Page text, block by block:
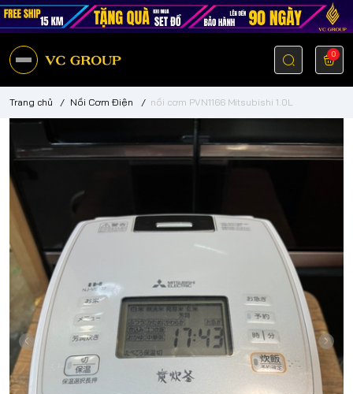
0
Trang chủ / Nồi Cơm Điện / nồi cơm PVN1166 Mitsubishi 1.0L